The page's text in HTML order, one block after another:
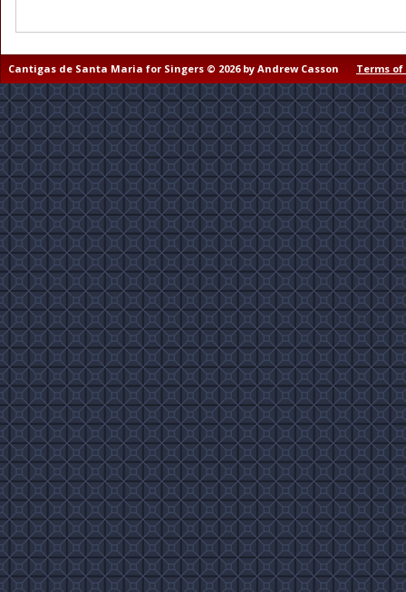
Cantigas de Santa Maria for Singers © 2026 by Andrew Casson Terms of